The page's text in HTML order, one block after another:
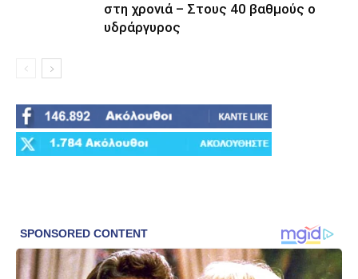
στη χρονιά – Στους 40 βαθμούς ο
υδράργυρος